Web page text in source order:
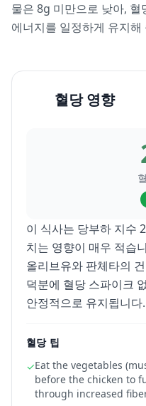
물은 8g 미만으로 낮아,
에너지를 일정하게 유지해
혈당 영향
이 식사는 당부하 지수
치는 영향이 매우 적습
올리브유와 판체타의
덕분에 혈당 스파이크
안정적으로 유지됩니다.
혈당 팁
✓Eat the vegetables
before the chicken to
through increased